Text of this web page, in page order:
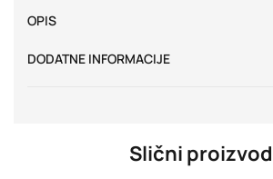
OPIS
DODATNE INFORMACIJE
Slični